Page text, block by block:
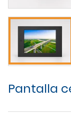
Pantalla